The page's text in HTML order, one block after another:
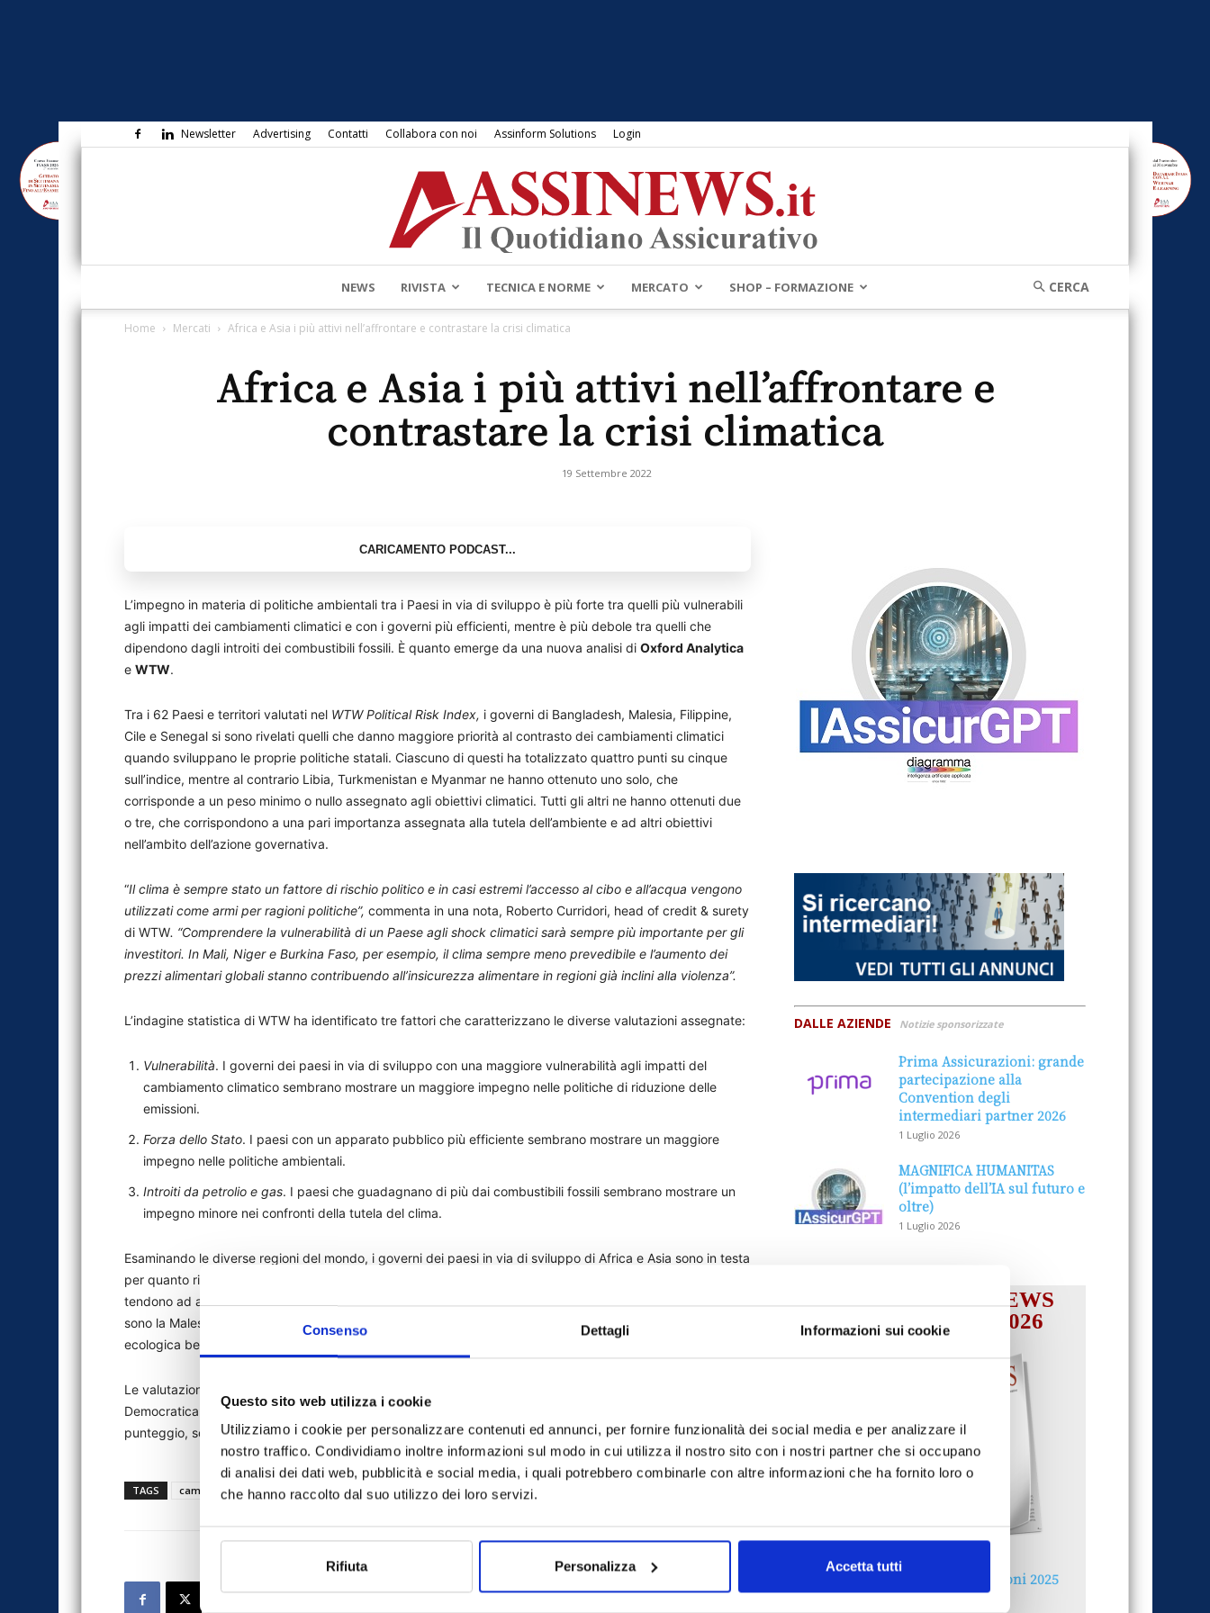
Consenso Dettagli Informazioni sui cookie
Questo sito web utilizza i cookie
Utilizziamo i cookie per personalizzare contenuti ed annunci, per fornire funzionalità dei social media e per analizzare il
nostro traffico. Condividiamo inoltre informazioni sul modo in cui utilizza il nostro sito con i nostri partner che si occupano
di analisi dei dati web, pubblicità e social media, i quali potrebbero combinarle con altre informazioni che ha fornito loro o
che hanno raccolto dal suo utilizzo dei loro servizi.
Rifiuta Personalizza Accetta tutti
Newsletter Advertising Contatti Collabora con noi Assinform Solutions Login
Assinews.it
NEWS RIVISTA TECNICA E NORME MERCATO SHOP – FORMAZIONE
Home Mercati Africa e Asia i più attivi nell’affrontare e contrastare la crisi climatica
Africa e Asia i più attivi nell’affrontare e
contrastare la crisi climatica
19 Settembre 2022
L’impegno in materia di politiche ambientali tra i Paesi in via di sviluppo è più forte tra quelli più vulnerabili
agli impatti dei cambiamenti climatici e con i governi più efficienti, mentre è più debole tra quelli che
dipendono dagli introiti dei combustibili fossili. È quanto emerge da una nuova analisi di Oxford Analytica
e WTW.
Tra i 62 Paesi e territori valutati nel WTW Political Risk Index, i governi di Bangladesh, Malesia, Filippine,
Cile e Senegal si sono rivelati quelli che danno maggiore priorità al contrasto dei cambiamenti climatici
quando sviluppano le proprie politiche statali. Ciascuno di questi ha totalizzato quattro punti su cinque
sull’indice, mentre al contrario Libia, Turkmenistan e Myanmar ne hanno ottenuto uno solo, che
corrisponde a un peso minimo o nullo assegnato agli obiettivi climatici. Tutti gli altri ne hanno ottenuti due
o tre, che corrispondono a una pari importanza assegnata alla tutela dell’ambiente e ad altri obiettivi
nell’ambito dell’azione governativa.
“Il clima è sempre stato un fattore di rischio politico e in casi estremi l’accesso al cibo e all’acqua vengono
utilizzati come armi per ragioni politiche”, commenta in una nota, Roberto Curridori, head of credit & surety
di WTW. “Comprendere la vulnerabilità di un Paese agli shock climatici sarà sempre più importante per gli
investitori. In Mali, Niger e Burkina Faso, per esempio, il clima sempre meno prevedibile e l’aumento dei
prezzi alimentari globali stanno contribuendo all’insicurezza alimentare in regioni già inclini alla violenza”.
L’indagine statistica di WTW ha identificato tre fattori che caratterizzano le diverse valutazioni assegnate:
Vulnerabilità. I governi dei paesi in via di sviluppo con una maggiore vulnerabilità agli impatti del
cambiamento climatico sembrano mostrare un maggiore impegno nelle politiche di riduzione delle
emissioni.
Forza dello Stato. I paesi con un apparato pubblico più efficiente sembrano mostrare un maggiore
impegno nelle politiche ambientali.
Introiti da petrolio e gas. I paesi che guadagnano di più dai combustibili fossili sembrano mostrare un
impegno minore nei confronti della tutela del clima.
Esaminando le diverse regioni del mondo, i governi dei paesi in via di sviluppo di Africa e Asia sono in testa
per quanto riguarda l’impegno sul clima. Molti Paesi asiatici hanno governi relativamente forti ed efficaci e
tendono ad avere politiche ben strutturate e apparati burocratici capaci di metterle in pratica. Due esempi
sono la Malesia e la Cina, che hanno ottenuto un punteggio elevato in virtù dei loro piani di transizione
ecologica ben sviluppati.
Le valutazioni degli esperti per molti paesi africani, tra cui Camerun, Repubblica Centrafricana, Repubblica
Democratica del Congo, Etiopia, Marocco, Mozambico, Uganda e il Senegal, che ha ottenuto il massimo
punteggio, sono state superiori alle previsioni statistiche.
TAGS cambiamento climatico news WTW
DALLE AZIENDE Notizie sponsorizzate
Prima Assicurazioni: grande
partecipazione alla
Convention degli
intermediari partner 2026
1 Luglio 2026
MAGNIFICA HUMANITAS
(l’impatto dell’IA sul futuro e
oltre)
1 Luglio 2026
IL MENSILE ASSINEWS
LUGLIO-AGOSTO 2026
Reclami e sanzioni 2025